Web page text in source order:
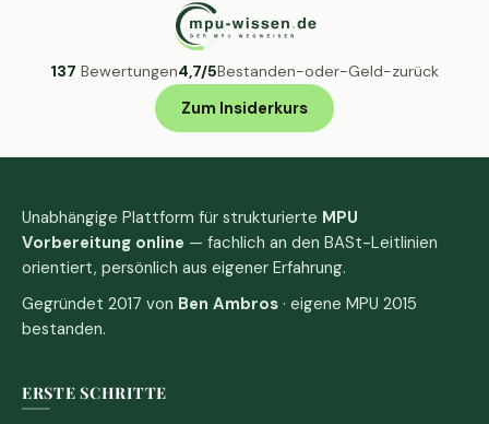
137 Bewertungen4,7/5Bestanden-oder-Geld-zurück
Zum Insiderkurs
Unabhängige Plattform für strukturierte MPU
Vorbereitung online — fachlich an den BASt-Leitlinien
orientiert, persönlich aus eigener Erfahrung.
Gegründet 2017 von Ben Ambros · eigene MPU 2015
bestanden.
ERSTE SCHRITTE